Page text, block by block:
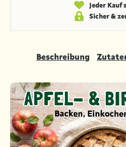
Jeder Kauf
Sicher &
Beschreibung